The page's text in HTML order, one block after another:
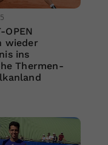
OPEN
wieder
ins
Thermen-